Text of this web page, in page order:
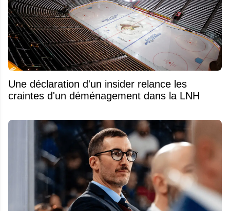
Une déclaration d'un insider relance les
craintes d'un déménagement dans la LNH